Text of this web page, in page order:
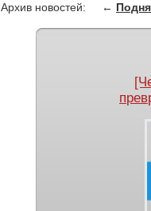
Архив новостей: ←